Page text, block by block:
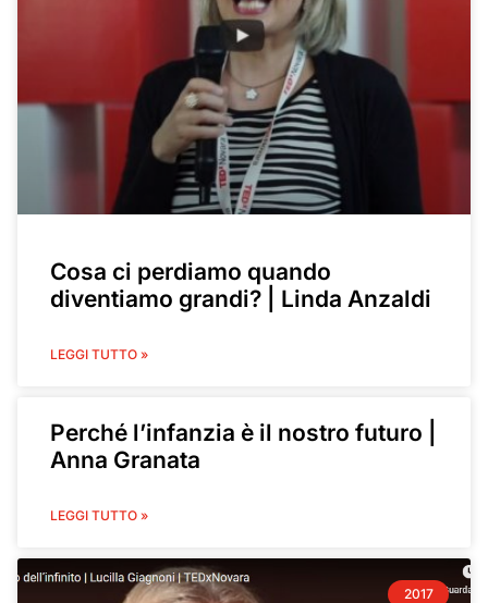
Cosa ci perdiamo quando
diventiamo grandi? | Linda Anzaldi
LEGGI TUTTO »
Perché l’infanzia è il nostro futuro |
Anna Granata
LEGGI TUTTO »
2017